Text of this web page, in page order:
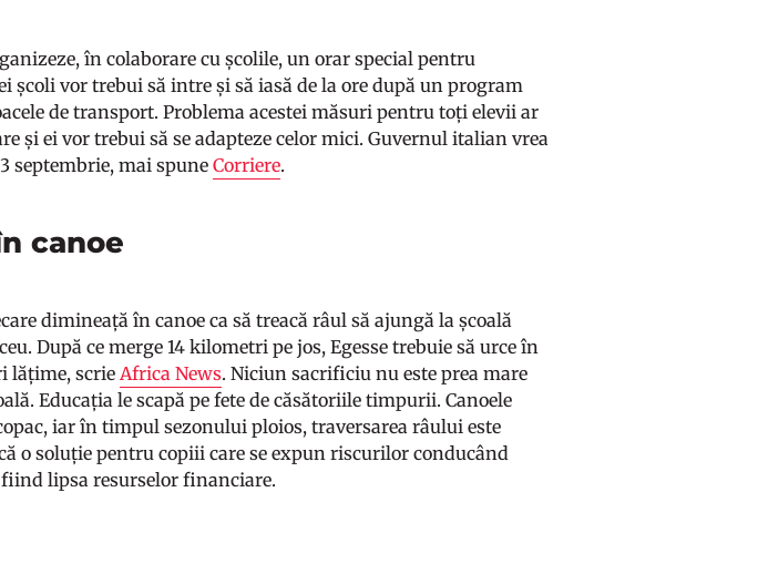
în colaborare cu școlile, un orar special pentru
vor trebui să intre și să iasă de la ore după un program
de transport. Problema acestei măsuri pentru toți elevii ar
și ei vor trebui să se adapteze celor mici. Guvernul italian vrea
septembrie, mai spuneCorriere.
canoe
dimineață în canoe ca să treacă râul să ajungă la școală
După ce merge 14 kilometri pe jos, Egesse trebuie să urce în
lățime, scrieAfrica News. Niciun sacrificiu nu este prea mare
Educația le scapă pe fete de căsătoriile timpurii. Canoele
iar în timpul sezonului ploios, traversarea râului este
o soluție pentru copiii care se expun riscurilor conducând
lipsa resurselor financiare.